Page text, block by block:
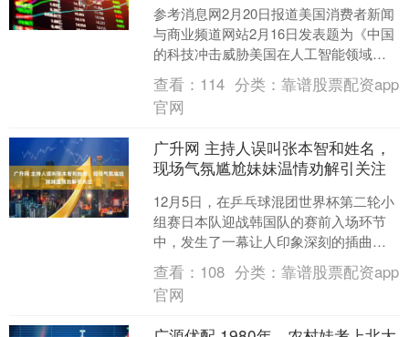
参考消息网2月20日报道美国消费者新闻
与商业频道网站2月16日发表题为《中国
的科技冲击威胁美国在人工智能领域的
垄断地位，而且这“才刚刚开始”》的文
章，作者是莎乌....
查看： 114 分类：靠谱股票配资app
官网
广升网 主持人误叫张本智和姓名，
现场气氛尴尬妹妹温情劝解引关注
12月5日，在乒乓球混团世界杯第二轮小
组赛日本队迎战韩国队的赛前入场环节
中，发生了一幕让人印象深刻的插曲。
根据国际赛事规定，运动员需在被正式
点名后才能依次入场，....
查看： 108 分类：靠谱股票配资app
官网